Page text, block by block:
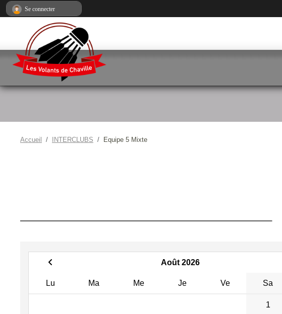
Accueil INTERCLUBS Equipe 5 Mixte
Août 2026
Lu Ma Me Je Ve Sa
1
Se connecter
Panneau de gestion des cookies